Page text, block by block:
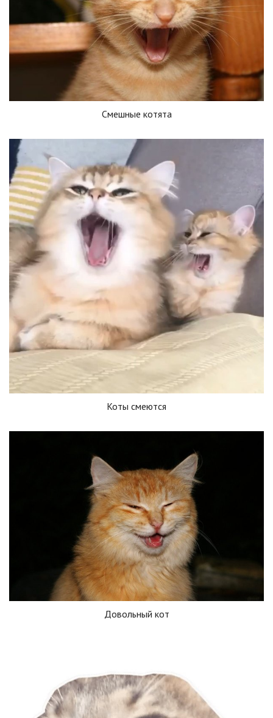
Смешные котята
Коты смеются
Довольный кот